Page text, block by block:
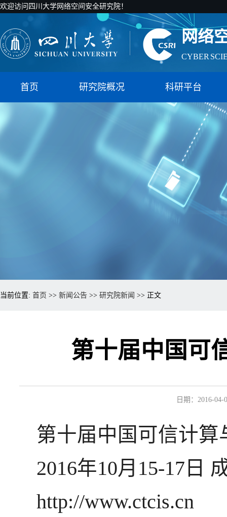
欢迎访问四川大学网络空间安全研究院！
网络
CYBER
国家智能
首页 研究院概况 科研平台
当前位置: 首页 >> 新闻公告 >> 研究院新闻 >> 正文
第十届中国可
日期：2016-04-
第十届中国可信计算
2016年10月15-17日
http://www.ctcis.cn